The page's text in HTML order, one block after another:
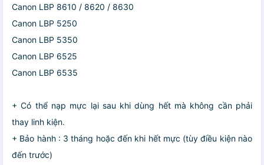
Canon LBP 8610 / 8620 / 8630
Canon LBP 5250
Canon LBP 5350
Canon LBP 6525
Canon LBP 6535
+ Có thể nạp mực lại sau khi dùng hết mà không cần phải
thay linh kiện.
+ Bảo hành : 3 tháng hoặc đến khi hết mực (tùy điều kiện nào
đến trước)